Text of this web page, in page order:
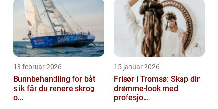
13 februar 2026
Bunnbehandling for båt
slik får du renere skrog
o...
15 januar 2026
Frisør i Tromsø: Skap din
drømme-look med
profesjo...